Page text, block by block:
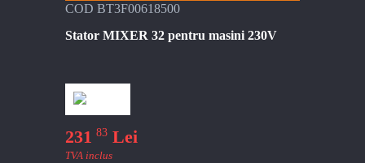
COD BT3F00618500
Stator MIXER 32 pentru masini 230V
231 83 Lei
TVA inclus